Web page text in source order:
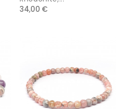
34,00 €